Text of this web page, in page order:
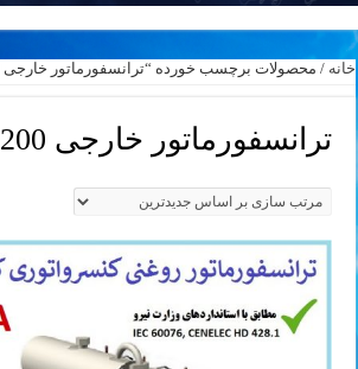
خانه / محصولات برچسب خورده “ترانسفورماتور خارجی 200 kVA”
ترانسفورماتور خارجی 200 kVA